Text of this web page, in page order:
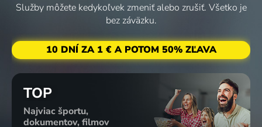
Služby môžete kedykoľvek zmeniť alebo zrušiť. Všetko je
bez záväzku.
10 DNÍ ZA 1 € A POTOM 50% ZĽAVA
TOP
Najviac športu,
dokumentov, filmov